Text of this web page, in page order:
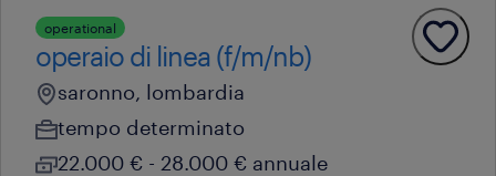
operational
operaio di linea (f/m/nb)
saronno, lombardia
tempo determinato
22.000 € - 28.000 € annuale